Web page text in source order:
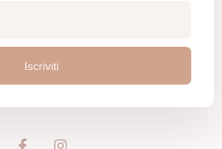
Iscriviti